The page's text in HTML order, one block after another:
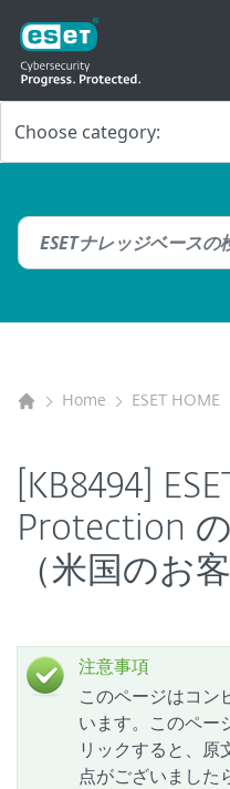
Home ESET HOME
[KB8494]
Protection
（米国のお
注意事項
このページはコン
います。このペー
リックすると、原
点がございました